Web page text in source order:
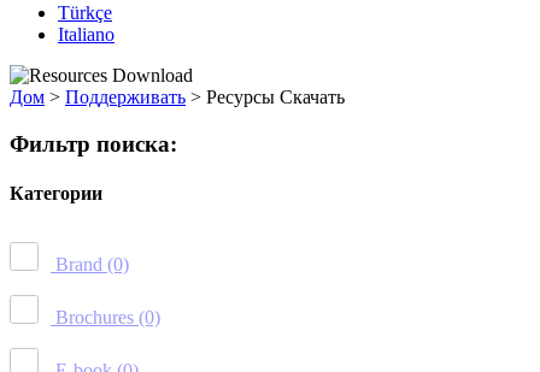
Türkçe
Italiano
Дом > Поддерживать > Ресурсы Скачать
Фильтр поиска:
Категории
Brand (0)
Brochures (0)